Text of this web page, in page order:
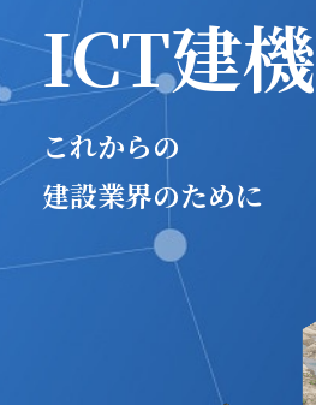
ICT建機
これからの
建設業界のために